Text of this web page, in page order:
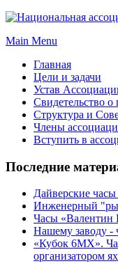
Main Menu
Главная
Цели и задачи
Устав
Свидетельство о
Структура и
Члены
Вступить в
Последние
Дайверские
Инженерный
Часы «Валентин
Нашему заводу -
«Кубок 6МХ».
организатором